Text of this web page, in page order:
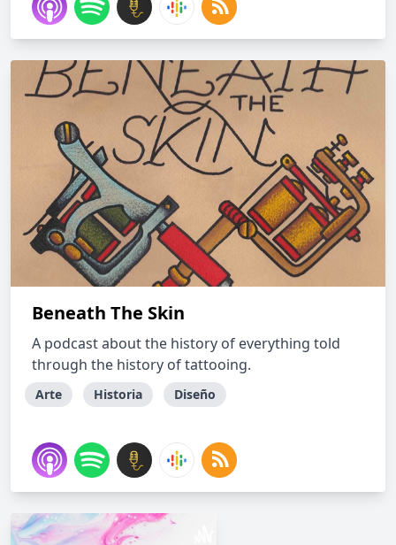
Beneath The Skin
A podcast about the history of everything told
through the history of tattooing.
Arte Historia Diseño